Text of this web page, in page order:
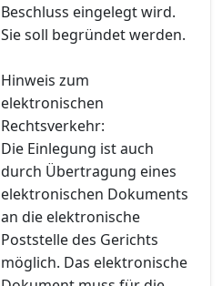
Beschluss eingelegt wird.
Sie soll begründet werden.
Hinweis zum
elektronischen
Rechtsverkehr:
Die Einlegung ist auch
durch Übertragung eines
elektronischen Dokuments
an die elektronische
Poststelle des Gerichts
möglich. Das elektronische